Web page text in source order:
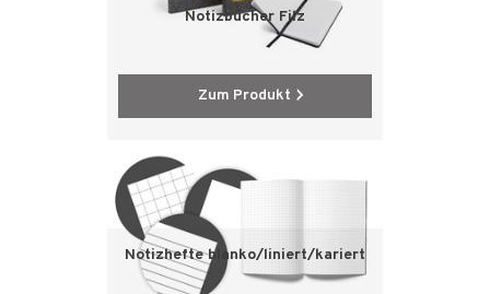
Notizbücher Filz
Zum Produkt
Notizhefte blanko/liniert/kariert